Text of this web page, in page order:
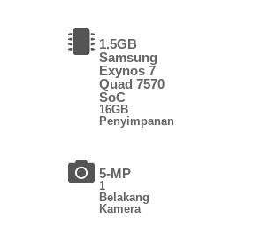
1.5GB
Samsung
Exynos 7
Quad 7570
SoC
16GB
Penyimpanan
5-MP
1
Belakang
Kamera